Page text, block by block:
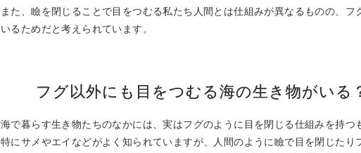
また、瞼を閉じることで目をつむる私たち人間とは仕組みが異なるものの、
いるためだと考えられています。
フグ以外にも目をつむる海の生き物がいる
海で暮らす生き物たちのなかには、実はフグのように目を閉じる仕組みを持つ
特にサメやエイなどがよく知られていますが、人間のように瞼で目を閉じた